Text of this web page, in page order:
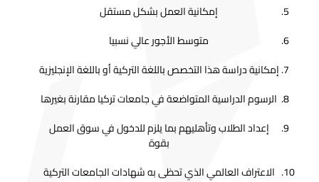
إمكانية العمل بشكل مستقل
متوسط الأجور عالي نسبيا
إمكانية دراسة هذا التخصص باللغة التركية أو باللغة الإنجليزية
الرسوم الدراسية المتواضعة في جامعات تركيا مقارنة بغيرها
إعداد الطلاب وتأهليهم بما يلزم للدخول في سوق العمل
بقوة
الاعتراف العالمي الذي تحظى به شهادات الجامعات التركية